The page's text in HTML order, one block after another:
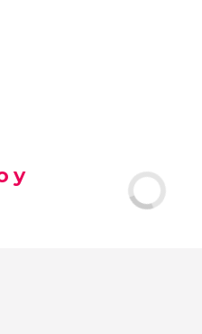
Basílica de San
y